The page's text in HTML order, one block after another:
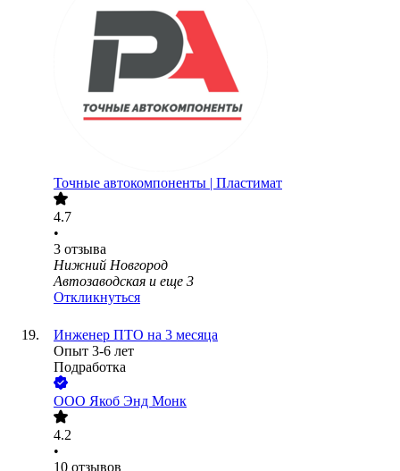
Точные автокомпоненты | Пластимат
4.7
•
3 отзыва
Нижний Новгород
Автозаводская и еще 3
Откликнуться
Инженер ПТО на 3 месяца
Опыт 3-6 лет
Подработка
ООО Якоб Энд Монк
4.2
•
10 отзывов